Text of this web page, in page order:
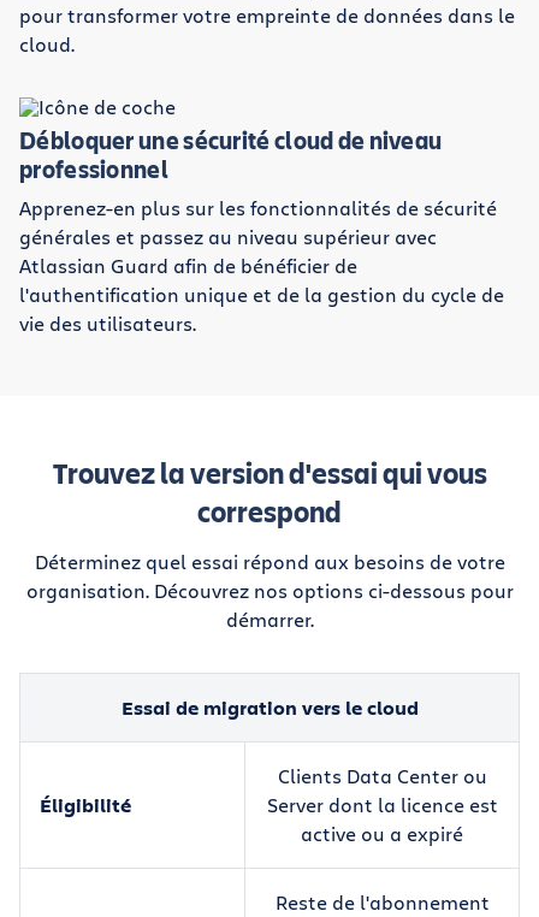
pour transformer votre empreinte de données dans le
cloud.
Débloquer une sécurité cloud de niveau
professionnel
Apprenez-en plus sur les fonctionnalités de sécurité
générales et passez au niveau supérieur avec
Atlassian Guard afin de bénéficier de
l'authentification unique et de la gestion du cycle de
vie des utilisateurs.
Trouvez la version d'essai qui vous
correspond
Déterminez quel essai répond aux besoins de votre
organisation. Découvrez nos options ci-dessous pour
démarrer.
Essai de migration vers le cloud
Éligibilité
Clients Data Center ou
Server dont la licence est
active ou a expiré
Reste de l'abonnement